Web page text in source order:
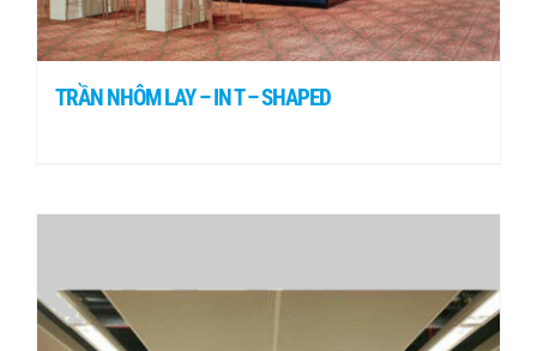
TRẦN NHÔM LAY – IN T – SHAPED